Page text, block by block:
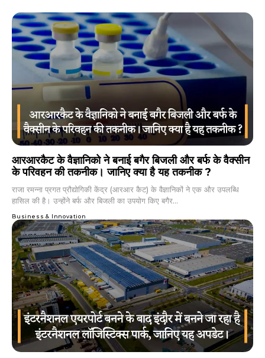
आरआरकैट के वैज्ञानिको ने बनाई बगैर बिजली और बर्फ के वैक्सीन
के परिवहन की तकनीक। जानिए क्या है यह तकनीक ?
राजा रमन्ना प्रगत प्रौद्योगिकी केंद्र (आरआर कैट) के वैज्ञानिकों ने एक और उपलब्धि
हासिल की है। उन्होंने बर्फ और बिजली का उपयोग किए बगैर...
Business & Innovation